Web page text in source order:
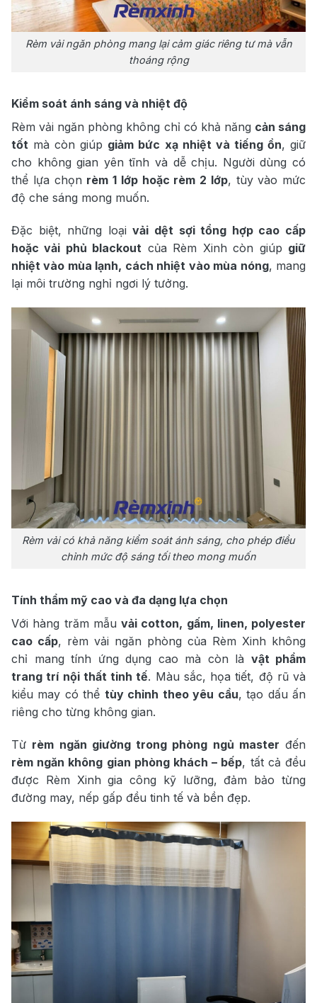
Rèm vải ngăn phòng mang lại cảm giác riêng tư mà vẫn
thoáng rộng
Kiểm soát ánh sáng và nhiệt độ
Rèm vải ngăn phòng không chỉ có khả năng cản sáng
tốt mà còn giúp giảm bức xạ nhiệt và tiếng ồn, giữ
cho không gian yên tĩnh và dễ chịu. Người dùng có
thể lựa chọn rèm 1 lớp hoặc rèm 2 lớp, tùy vào mức
độ che sáng mong muốn.
Đặc biệt, những loạivải dệt sợi tổng hợp cao cấp
hoặc vải phủ blackout của Rèm Xinh còn giúp giữ
nhiệt vào mùa lạnh, cách nhiệt vào mùa nóng, mang
lại môi trường nghỉ ngơi lý tưởng.
Rèm vải có khả năng kiểm soát ánh sáng, cho phép điều
chỉnh mức độ sáng tối theo mong muốn
Tính thẩm mỹ cao và đa dạng lựa chọn
Với hàng trăm mẫu vải cotton, gấm, linen, polyester
cao cấp, rèm vải ngăn phòng của Rèm Xinh không
chỉ mang tính ứng dụng cao mà còn là vật phẩm
trang trí nội thất tinh tế. Màu sắc, họa tiết, độ rũ và
kiểu may có thể tùy chỉnh theo yêu cầu, tạo dấu ấn
riêng cho từng không gian.
Từ rèm ngăn giường trong phòng ngủ master đến
rèm ngăn không gian phòng khách – bếp, tất cả đều
được Rèm Xinh gia công kỹ lưỡng, đảm bảo từng
đường may, nếp gấp đều tinh tế và bền đẹp.